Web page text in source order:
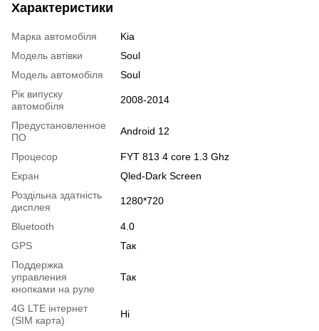
Характеристики
Марка автомобіля
Kia
Модель автівки
Soul
Модель автомобіля
Soul
Рік випуску
автомобіля
2008-2014
Предустановленное
ПО
Android 12
Процесор
FYT 813 4 core 1.3 Ghz
Екран
Qled-Dark Screen
Роздільна здатність
дисплея
1280*720
Bluetooth
4.0
GPS
Так
Поддержка
управления
кнопками на руле
Так
4G LTE інтернет
(SIM карта)
Ні